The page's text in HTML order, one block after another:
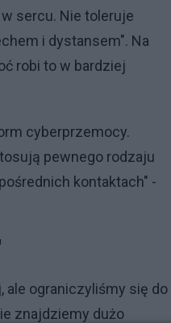
sercu. Nie toleruje
i dystansem". Na
robi to w bardziej
cyberprzemocy.
pewnego rodzaju
kontaktach" -
ale ograniczyliśmy się do
znajdziemy dużo